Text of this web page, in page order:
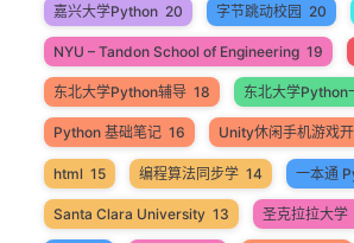
嘉兴大学Python 20 字节跳动校园 20
NYU – Tandon School of Engineering 19
东北大学Python辅导 18 东北大学Python
Python 基础笔记 16 Unity休闲手机游戏
html 15 编程算法同步学 14 一本通
Santa Clara University 13 圣克拉拉大学